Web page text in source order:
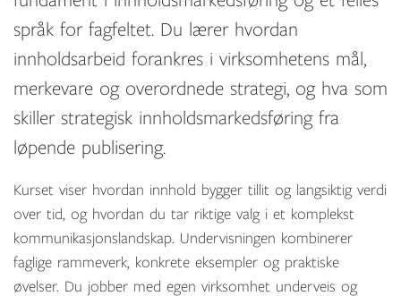
språk for fagfeltet. Du lærer hvordan
innholdsarbeid forankres i virksomhetens mål,
merkevare og overordnede strategi, og hva som
skiller strategisk innholdsmarkedsføring fra
løpende publisering.
Kurset viser hvordan innhold bygger tillit og langsiktig verdi
over tid, og hvordan du tar riktige valg i et komplekst
kommunikasjonslandskap. Undervisningen kombinerer
faglige rammeverk, konkrete eksempler og praktiske
øvelser. Du jobber med egen virksomhet underveis og